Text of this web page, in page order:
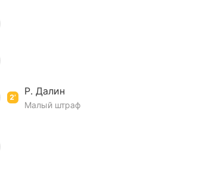
2’
Р. Далин
Малый штраф